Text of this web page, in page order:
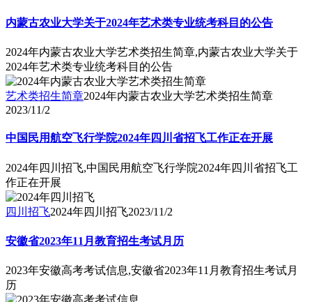
内蒙古农业大学关于2024年艺术类专业统考科目的公告
2024年内蒙古农业大学艺术类招生简章,内蒙古农业大学关于
2024年艺术类专业统考科目的公告
艺术类招生简章2024年内蒙古农业大学艺术类招生简章
2023/11/2
中国民用航空飞行学院2024年四川省招飞工作正在开展
2024年四川招飞,中国民用航空飞行学院2024年四川省招飞工
作正在开展
四川招飞2024年四川招飞2023/11/2
安徽省2023年11月教育招生考试月历
2023年安徽高考考试信息,安徽省2023年11月教育招生考试月
历